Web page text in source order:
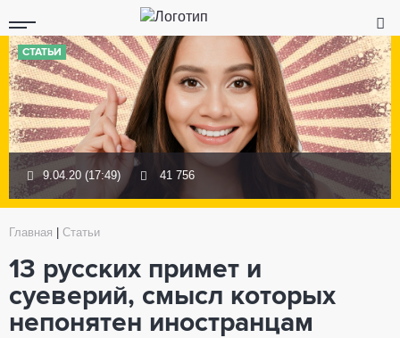
СТАТЬИ
9.04.20 (17:49) 41 756
Главная Статьи
13 русских примет и
суеверий, смысл которых
непонятен иностранцам